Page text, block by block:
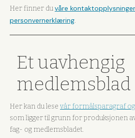
Her finner duvåre kontaktopplysninger
personvernerklæring.
Et uavhengig
medlemsblad
Her kan du lese vår formålsparagraf
som ligger til grunn for produksjonen
fag- og medlemsbladet.